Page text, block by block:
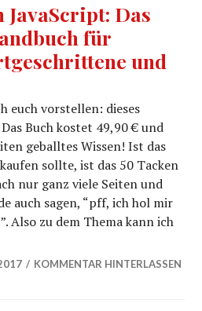
JavaScript: Das
für
und
euch vorstellen: dieses
Buch kostet 49,90 € und
geballtes Wissen! Ist das
sollte, ist das 50 Tacken
nur ganz viele Seiten und
auch sagen, “pff, ich hol mir
Also zu dem Thema kann ich
Das umfassende
KOMMENTAR HINTERLASSEN